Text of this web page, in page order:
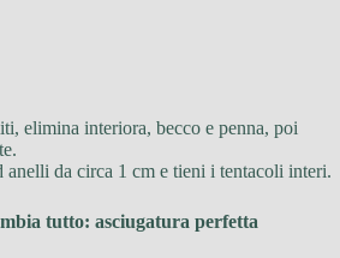
elimina interiora, becco e penna, poi
anelli da circa 1 cm e tieni i tentacoli interi.
tutto: asciugatura perfetta